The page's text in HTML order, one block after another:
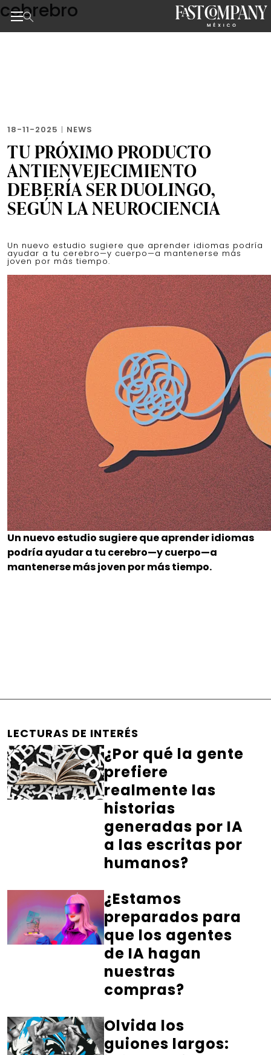
Skip
to
the
cebrebro
18-11-2025 | NEWS
TU PRÓXIMO PRODUCTO
ANTIENVEJECIMIENTO
DEBERÍA SER DUOLINGO,
SEGÚN LA NEUROCIENCIA
Un nuevo estudio sugiere que aprender idiomas podría
ayudar a tu cerebro—y cuerpo—a mantenerse más
joven por más tiempo.
Un nuevo estudio sugiere que aprender idiomas
podría ayudar a tu cerebro—y cuerpo—a
mantenerse más joven por más tiempo.
LECTURAS DE INTERÉS
¿Por qué la gente
prefiere
realmente las
historias
generadas por IA
a las escritas por
humanos?
¿Estamos
preparados para
que los agentes
de IA hagan
nuestras
compras?
Olvida los
guiones largos: